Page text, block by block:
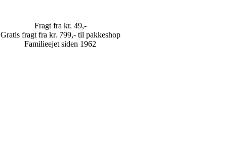
Fragt fra kr. 49,-
Gratis fragt fra kr. 799,- til pakkeshop
Familieejet siden 1962